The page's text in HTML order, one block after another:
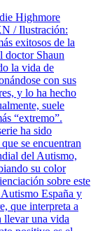
Highmore
/ Ilustración:
exitosos de la
doctor Shaun
la vida de
con sus
y lo ha hecho
suele
“extremo”.
ha sido
se encuentran
del Autismo,
su color
sobre este
España y
que interpreta a
llevar una vida